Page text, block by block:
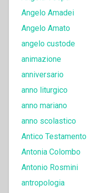
Angelo Amadei
Angelo Amato
angelo custode
animazione
anniversario
anno liturgico
anno mariano
anno scolastico
Antico Testamento
Antonia Colombo
Antonio Rosmini
antropologia